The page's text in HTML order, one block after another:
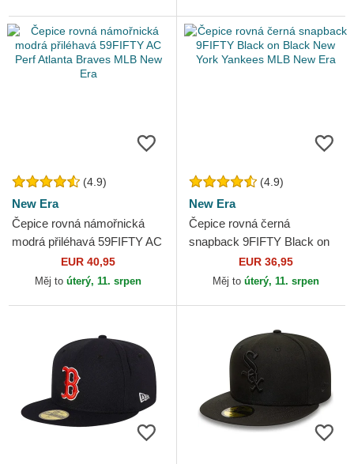
(4.9)
New Era
Čepice rovná námořnická
modrá přiléhavá 59FIFTY AC
Perf Atlanta Braves MLB
New Era
EUR 40,95
Měj to úterý, 11. srpen
(4.9)
New Era
Čepice rovná černá
snapback 9FIFTY Black on
Black New York Yankees
MLB New Era
EUR 36,95
Měj to úterý, 11. srpen